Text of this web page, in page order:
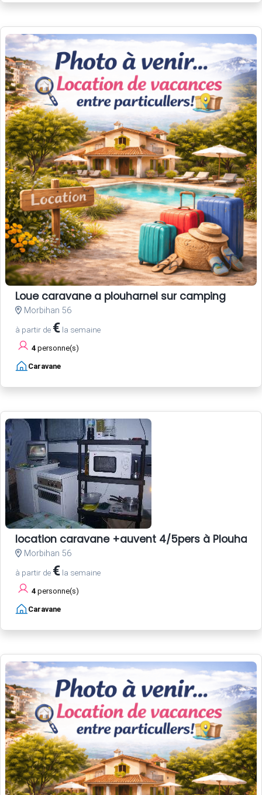
Loue caravane a plouharnel sur camping
Morbihan 56
à partir de € la semaine
4 personne(s)
Caravane
location caravane +auvent 4/5pers à Plouharnel
Morbihan 56
à partir de € la semaine
4 personne(s)
Caravane